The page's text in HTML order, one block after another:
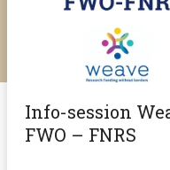
Info-session
FWO – FNRS